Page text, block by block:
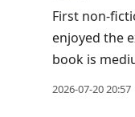
First non-
enjoyed the
book is
2026-07-20 20:57